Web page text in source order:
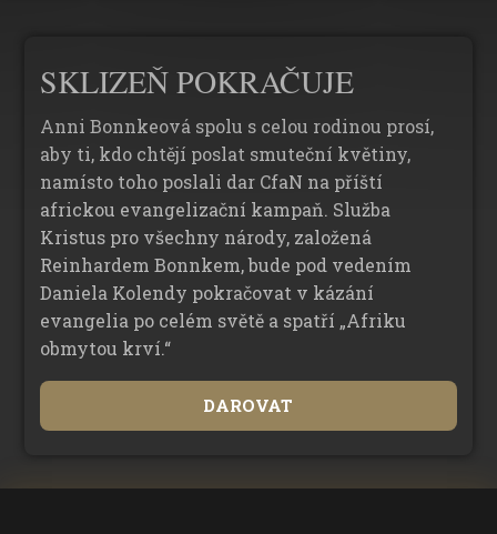
SKLIZEŇ POKRAČUJE
Anni Bonnkeová spolu s celou rodinou prosí,
aby ti, kdo chtějí poslat smuteční květiny,
namísto toho poslali dar CfaN na příští
africkou evangelizační kampaň. Služba
Kristus pro všechny národy, založená
Reinhardem Bonnkem, bude pod vedením
Daniela Kolendy pokračovat v kázání
evangelia po celém světě a spatří „Afriku
obmytou krví.“
DAROVAT